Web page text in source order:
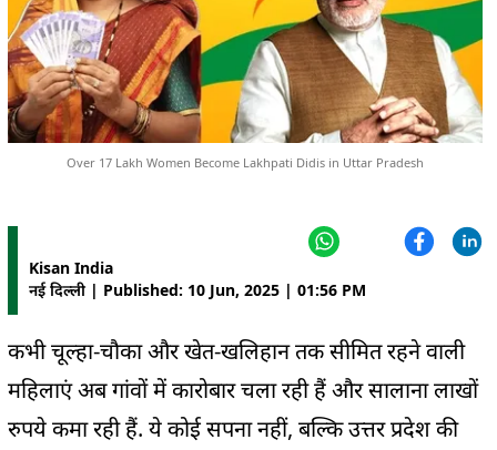
Over 17 Lakh Women Become Lakhpati Didis in Uttar Pradesh
Kisan India
नई दिल्ली | Published: 10 Jun, 2025 | 01:56 PM
कभी चूल्हा-चौका और खेत-खलिहान तक सीमित रहने वाली
महिलाएं अब गांवों में कारोबार चला रही हैं और सालाना लाखों
रुपये कमा रही हैं. ये कोई सपना नहीं, बल्कि उत्तर प्रदेश की